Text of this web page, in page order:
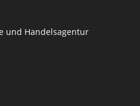
und Handelsagentur